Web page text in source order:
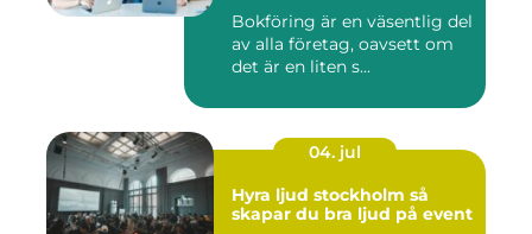
Bokföring är en väsentlig del
av alla företag, oavsett om
det är en liten s...
04. jul
Hyra ljud stockholm så
skapar du bra ljud på event